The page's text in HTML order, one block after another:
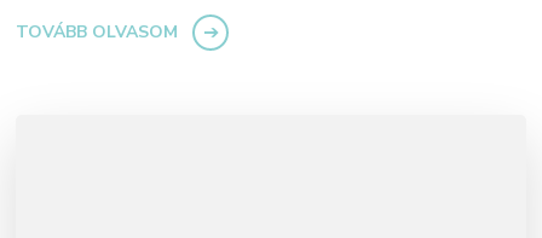
TOVÁBB OLVASOM